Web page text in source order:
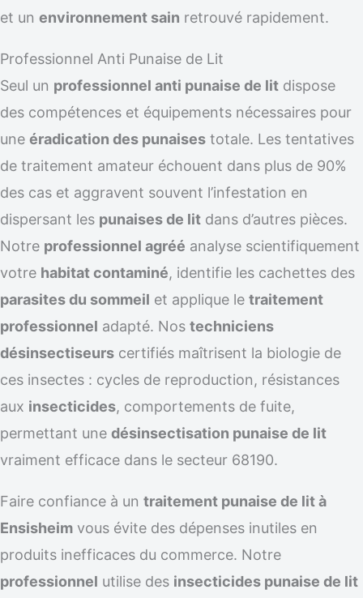
et un environnement sain retrouvé rapidement.
Professionnel Anti Punaise de Lit
Seul un professionnel anti punaise de lit dispose
des compétences et équipements nécessaires pour
une éradication des punaises totale. Les tentatives
de traitement amateur échouent dans plus de 90%
des cas et aggravent souvent l’infestation en
dispersant les punaises de lit dans d’autres pièces.
Notre professionnel agréé analyse scientifiquement
votre habitat contaminé, identifie les cachettes des
parasites du sommeil et applique le traitement
professionnel adapté. Nos techniciens
désinsectiseurs certifiés maîtrisent la biologie de
ces insectes : cycles de reproduction, résistances
aux insecticides, comportements de fuite,
permettant une désinsectisation punaise de lit
vraiment efficace dans le secteur 68190.
Faire confiance à un traitement punaise de lit à
Ensisheim vous évite des dépenses inutiles en
produits inefficaces du commerce. Notre
professionnel utilise des insecticides punaise de lit